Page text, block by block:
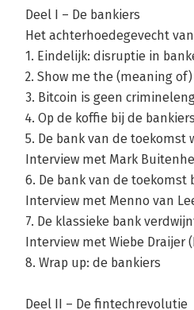
Deel I – De bankiers
Het achterhoedegevecht
1. Eindelijk: disruptie in
2. Show me the (meaning
3. Bitcoin is geen
4. Op de koffie bij de bankiers
5. De bank van de
Interview met Mark
6. De bank van de toekomst
Interview met Menno van
7. De klassieke bank
Interview met Wiebe Draijer
8. Wrap up: de bankiers
Deel II – De fintechrevolutie